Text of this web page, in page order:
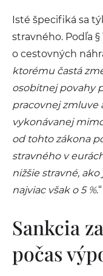
Isté špecifiká sa
stravného. Podľa §
o cestovných
ktorému častá
osobitnej povahy
pracovnej zmluve
vykonávanej
od tohto zákona
stravného v
nižšie stravné,
najviac však o 5 %.“
Sankcia
počas